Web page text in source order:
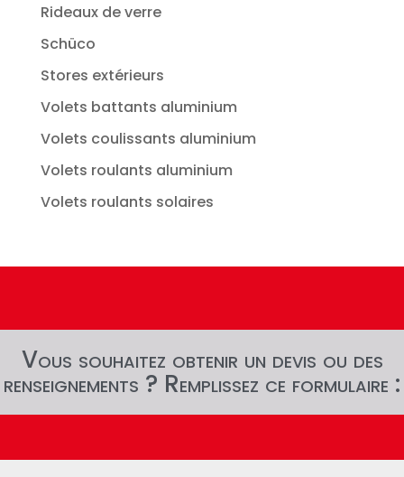
Rideaux de verre
Schüco
Stores extérieurs
Volets battants aluminium
Volets coulissants aluminium
Volets roulants aluminium
Volets roulants solaires
Vous souhaitez obtenir un devis ou des
renseignements ? Remplissez ce formulaire :